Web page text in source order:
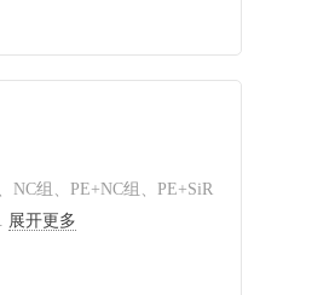
NC组、PE+NC组、PE+SiR
展开更多